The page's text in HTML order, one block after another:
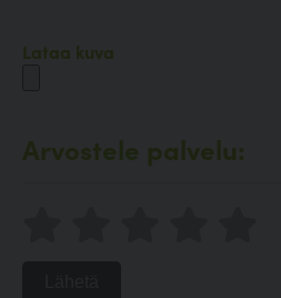
Lataa kuva
Arvostele palvelu: